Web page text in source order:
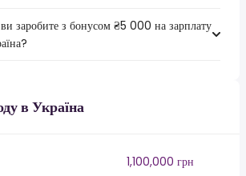
заробите з бонусом ₴5 000 на зарплату
в Україна
1,100,000 грн